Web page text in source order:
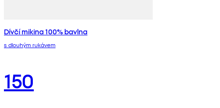
Dívčí mikina 100% bavlna
s dlouhým rukávem
150